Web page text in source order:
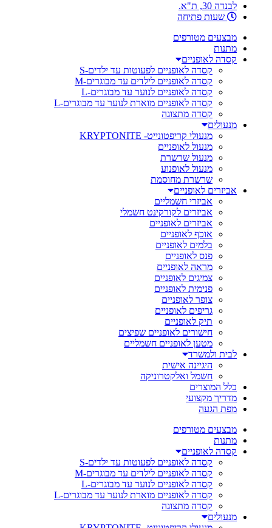
לבנדה 30, ת"א.
שעות פתיחה
מבצעים מטורפים
מתנות
קסדה לאופניים
קסדה לאופניים לפעוטות עד ילדים-S
קסדה לאופניים לילדים עד מבוגרים-M
קסדה לאופניים לנוער עד מבוגרים-L
קסדה לאופניים מוארת לנוער עד מבוגרים-L
קסדה מתצוגה
מנעולים
מנעולי קריפטונייט- KRYPTONITE
מנעול לאופניים
מנעול שרשרת
מנעול לאופנוע
שרשרת מחוסמת
אביזרים לאופניים
אביזרי חשמליים
אביזרים לקורקינט חשמלי
אביזרים לאופניים
אוכף לאופניים
בלמים לאופניים
פנס לאופניים
מראה לאופניים
צמיגים לאופניים
פנימית לאופניים
צופר לאופניים
גריפים לאופניים
תיק לאופניים
חישורים לאופניים שפיצים
מטען לאופניים חשמליים
לבית ולמשרד
היגיינה אישית
חשמל ואלקטרוניקה
כלל המוצרים
מדריך מקצועי
מפת הגעה
מבצעים מטורפים
מתנות
קסדה לאופניים
קסדה לאופניים לפעוטות עד ילדים-S
קסדה לאופניים לילדים עד מבוגרים-M
קסדה לאופניים לנוער עד מבוגרים-L
קסדה לאופניים מוארת לנוער עד מבוגרים-L
קסדה מתצוגה
מנעולים